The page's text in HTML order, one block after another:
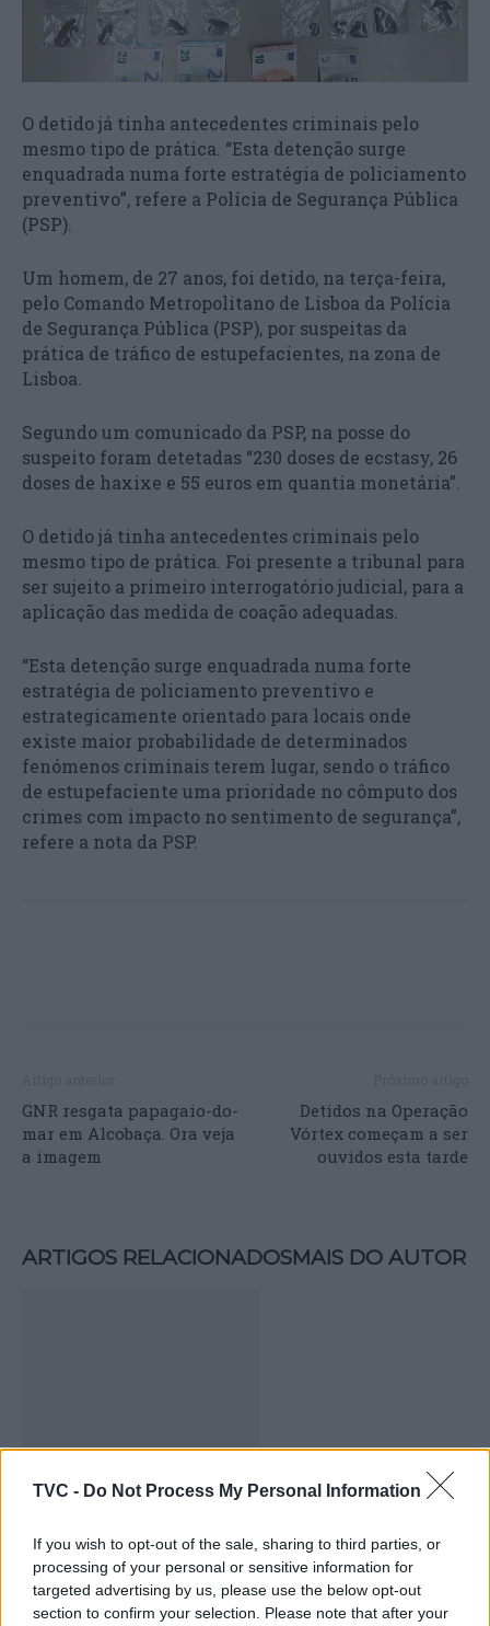
TVC - Do Not Process My Personal Information
If you wish to opt-out of the sale, sharing to third parties, or
processing of your personal or sensitive information for
targeted advertising by us, please use the below opt-out
section to confirm your selection. Please note that after your
O detido já tinha antecedentes criminais pelo
mesmo tipo de prática. “Esta detenção surge
enquadrada numa forte estratégia de policiamento
preventivo”, refere a Polícia de Segurança Pública
(PSP).
Um homem, de 27 anos, foi detido, na terça-feira,
pelo Comando Metropolitano de Lisboa da Polícia
de Segurança Pública (PSP), por suspeitas da
prática de tráfico de estupefacientes, na zona de
Lisboa.
Segundo um comunicado da PSP, na posse do
suspeito foram detetadas “230 doses de ecstasy, 26
doses de haxixe e 55 euros em quantia monetária”.
O detido já tinha antecedentes criminais pelo
mesmo tipo de prática. Foi presente a tribunal para
ser sujeito a primeiro interrogatório judicial, para a
aplicação das medida de coação adequadas.
“Esta detenção surge enquadrada numa forte
estratégia de policiamento preventivo e
estrategicamente orientado para locais onde
existe maior probabilidade de determinados
fenómenos criminais terem lugar, sendo o tráfico
de estupefaciente uma prioridade no cômputo dos
crimes com impacto no sentimento de segurança”,
refere a nota da PSP.
GNR resgata papagaio-do-
mar em Alcobaça. Ora veja
a imagem
Detidos na Operação
Vórtex começam a ser
ouvidos esta tarde
ARTIGOS RELACIONADOSMAIS DO AUTOR
Turismo Centro de Portugal estreia
filme promocional “Aqui Nunca é
Demais” no Jantar Oficial da BTL 2026